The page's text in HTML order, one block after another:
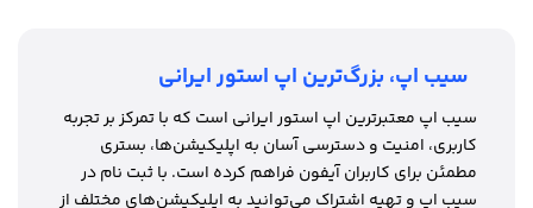
سیب اپ، بزرگ‌ترین اپ استور ایرانی
سیب اپ معتبرترین اپ استور ایرانی است که با تمرکز بر تجربه
کاربری، امنیت و دسترسی آسان به اپلیکیشن‌ها، بستری
مطمئن برای کاربران آیفون فراهم کرده است. با ثبت نام در
سیب اپ و تهیه اشتراک می‌توانید به اپلیکیشن‌های مختلف از